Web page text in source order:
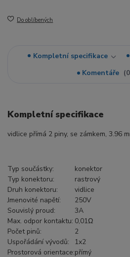
Do oblíbených
Kompletní specifikace
Komentáře
0
Kompletní specifikace
vidlice přímá 2 piny, se zámkem, 3.96
Typ součástky:
konektor
Typ konektoru:
rastrový
Druh konektoru:
vidlice
Jmenovité napětí:
250V
Souvislý proud:
3A
Max. odpor kontaktu: 0,01Ω
Počet pinů:
2
Uspořádání vývodů:
1x2
Prostorová orientace:přímý